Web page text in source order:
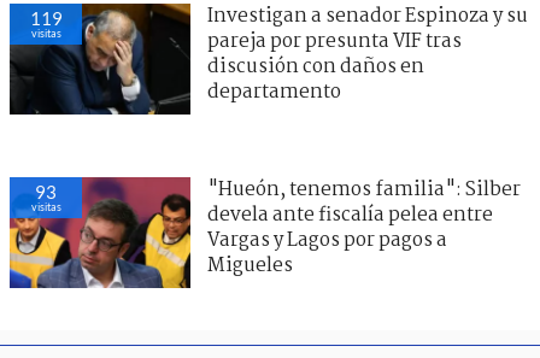
119
visitas
Investigan a senador Espinoza y su
pareja por presunta VIF tras
discusión con daños en
departamento
93
visitas
"Hueón, tenemos familia": Silber
devela ante fiscalía pelea entre
Vargas y Lagos por pagos a
Migueles